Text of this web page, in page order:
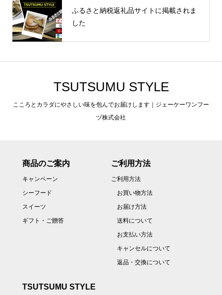
ふるさと納税返礼品サイトに掲載されま
した
TSUTSUMU STYLE
こころとカラダにやさしい味を包んでお届けします｜ジェーケーワンフー
ヅ株式会社
商品のご案内
キャンペーン
シーフード
スイーツ
ギフト・ご贈答
ご利用方法
ご利用方法
お買い物方法
お届け方法
送料について
お支払い方法
キャンセルについて
返品・交換について
TSUTSUMU STYLE